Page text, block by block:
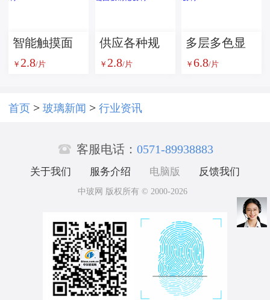
智能触摸面
板丝印玻璃
￥ 2.8/片
​供应各种规
格智能按键
璃
￥ 2.8/片
多层多色显
示屏丝印玻
￥ 6.8/片
首页 > 玻璃新闻 > 行业资讯
 客服电话： 0571-89938883
关于我们 服务介绍 电脑版 反馈我们
中玻网 版权所有 © 2000-2026